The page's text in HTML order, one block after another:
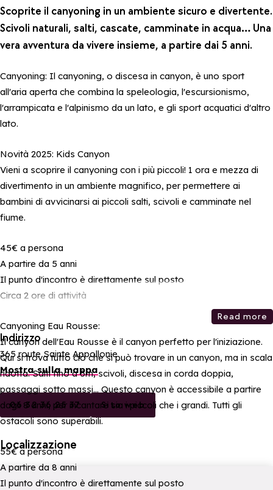
Scoprite il canyoning in un ambiente sicuro e divertente.
Scivoli naturali, salti, cascate, camminate in acqua… Una
vera avventura da vivere insieme, a partire dai 5 anni.
Canyoning: Il canyoning, o discesa in canyon, è uno sport
all'aria aperta che combina la speleologia, l'escursionismo,
l'arrampicata e l'alpinismo da un lato, e gli sport acquatici d'altro
lato.
Novità 2025: Kids Canyon
Vieni a scoprire il canyoning con i più piccoli! 1 ora e mezza di
divertimento in un ambiente magnifico, per permettere ai
bambini di avvicinarsi ai piccoli salti, scivoli e camminate nel
fiume.
45€ a persona
A partire da 5 anni
Il punto d'incontro è direttamente sul posto
Circa 2 ore di attività
Canyoning Eau Rousse:
Il canyon dell'Eau Rousse è il canyon perfetto per l'iniziazione.
Qui si trova tutto ciò che si può trovare in un canyon, ma in scala
ridotta. Salti fino a 5m, scivoli, discesa in corda doppia,
passaggi sotto massi... Questo canyon è accessibile a partire
dagli 8 anni, per incantare sia i piccoli che i grandi. Tutti gli
ostacoli sono superabili.
55€ a persona
A partire da 8 anni
Il punto d'incontro è direttamente sul posto
Read more
Indirizzo
365 route Sainte Appollonie
Mostra sulla mappa
06 32 36 25 37 Sito web
Localizzazione